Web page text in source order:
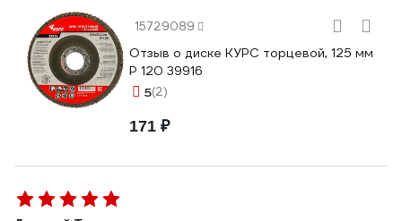
15729089
Отзыв о диске КУРС торцевой, 125 мм
P 120 39916
5(2)
171 ₽